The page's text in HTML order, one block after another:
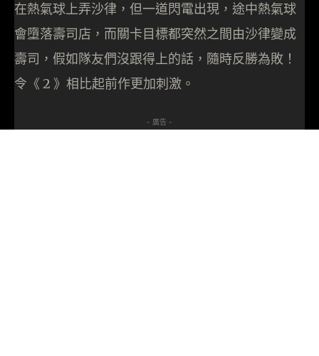
在熱氣球上弄沙律，但一道閃電出現，途中熱氣球
會墮落壽司店，而關卡目標都突然之間由沙律變成
壽司，假如隊友們沒跟得上的話，隨時反勝為敗！
令《 2 》相比起前作更加刺激。
- 廣告 -